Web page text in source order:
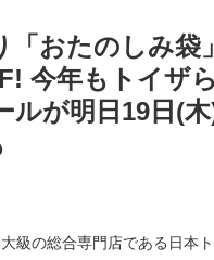
「おたのしみ袋
今年もトイザ
ルが明日19日(
級の総合専門店である日本